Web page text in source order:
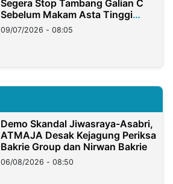
Segera Stop Tambang Galian C
Sebelum Makam Asta Tinggi
Longsor
09/07/2026 - 08:05
Demo Skandal Jiwasraya-Asabri,
ATMAJA Desak Kejagung Periksa
Bakrie Group dan Nirwan Bakrie
06/08/2026 - 08:50